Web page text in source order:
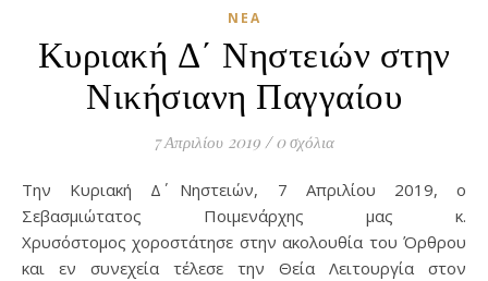
ΝΈΑ
Κυριακή Δ΄ Νηστειών στην
Νικήσιανη Παγγαίου
7 Απριλίου 2019 / 0 σχόλια
Την Κυριακή Δ΄ Νηστειών, 7 Απριλίου 2019, ο
Σεβασμιώτατος Ποιμενάρχης μας κ.
Χρυσόστομος χοροστάτησε στην ακολουθία του Όρθρου
και εν συνεχεία τέλεσε την Θεία Λειτουργία στον